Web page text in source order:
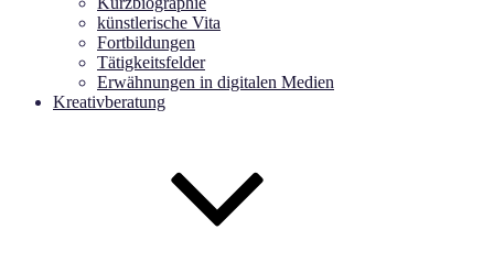
künstlerische Vita
Fortbildungen
Tätigkeitsfelder
Erwähnungen in digitalen Medien
Kreativberatung